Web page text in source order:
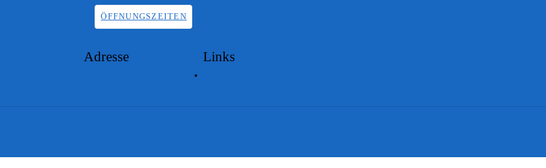
ÖFFNUNGSZEITEN
Adresse Links